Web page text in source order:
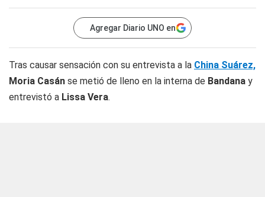
Agregar Diario UNO en
Tras causar sensación con su entrevista a la China Suárez,
Moria Casán se metió de lleno en la interna de Bandana y
entrevistó a Lissa Vera.